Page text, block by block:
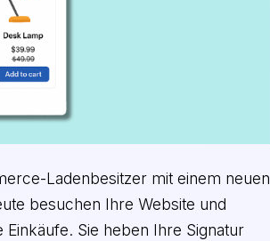
Ladenbesitzer mit einem neuen
besuchen Ihre Website und
Sie heben Ihre Signatur